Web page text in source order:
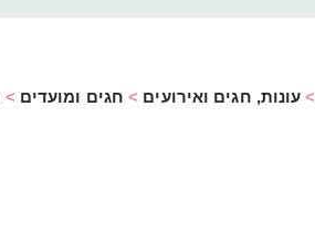
> עונות, חגים ואירועים > חגים ומועדים >